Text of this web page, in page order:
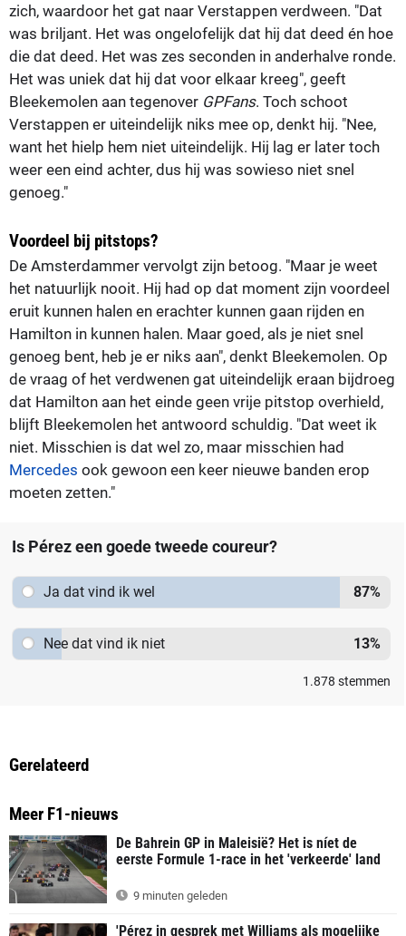
zich, waardoor het gat naar Verstappen verdween. "Dat
was briljant. Het was ongelofelijk dat hij dat deed én hoe
die dat deed. Het was zes seconden in anderhalve ronde.
Het was uniek dat hij dat voor elkaar kreeg", geeft
Bleekemolen aan tegenover GPFans. Toch schoot
Verstappen er uiteindelijk niks mee op, denkt hij. "Nee,
want het hielp hem niet uiteindelijk. Hij lag er later toch
weer een eind achter, dus hij was sowieso niet snel
genoeg."
Voordeel bij pitstops?
De Amsterdammer vervolgt zijn betoog. "Maar je weet
het natuurlijk nooit. Hij had op dat moment zijn voordeel
eruit kunnen halen en erachter kunnen gaan rijden en
Hamilton in kunnen halen. Maar goed, als je niet snel
genoeg bent, heb je er niks aan", denkt Bleekemolen. Op
de vraag of het verdwenen gat uiteindelijk eraan bijdroeg
dat Hamilton aan het einde geen vrije pitstop overhield,
blijft Bleekemolen het antwoord schuldig. "Dat weet ik
niet. Misschien is dat wel zo, maar misschien had
Mercedes ook gewoon een keer nieuwe banden erop
moeten zetten."
Is Pérez een goede tweede coureur?
Ja dat vind ik wel 87%
Nee dat vind ik niet 13%
1.878 stemmen
Gerelateerd
Meer F1-nieuws
De Bahrein GP in Maleisië? Het is níet de
eerste Formule 1-race in het 'verkeerde' land
9 minuten geleden
'Pérez in gesprek met Williams als mogelijke